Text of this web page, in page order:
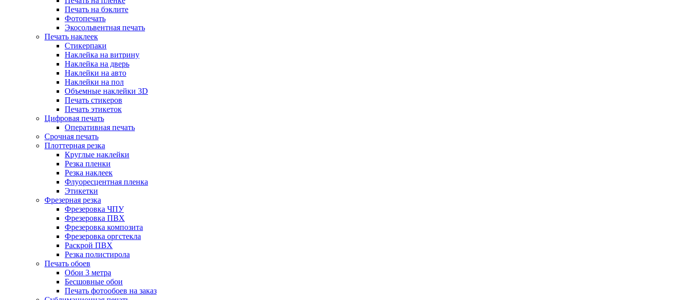
Печать на бэклите
Фотопечать
Экосольвентная печать
Печать наклеек
Стикерпаки
Наклейка на витрину
Наклейка на дверь
Наклейки на авто
Наклейки на пол
Объемные наклейки 3D
Печать стикеров
Печать этикеток
Цифровая печать
Оперативная печать
Срочная печать
Плоттерная резка
Круглые наклейки
Резка пленки
Резка наклеек
Флуоресцентная пленка
Этикетки
Фрезерная резка
Фрезеровка ЧПУ
Фрезеровка ПВХ
Фрезеровка композита
Фрезеровка оргстекла
Раскрой ПВХ
Резка полистирола
Печать обоев
Обои 3 метра
Бесшовные обои
Печать фотообоев на заказ